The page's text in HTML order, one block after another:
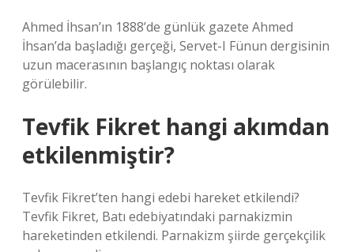
Ahmed İhsan’ın 1888’de günlük gazete Ahmed
İhsan’da başladığı gerçeği, Servet-I Fünun dergisinin
uzun macerasının başlangıç ​​noktası olarak
görülebilir.
Tevfik Fikret hangi akımdan
etkilenmiştir?
Tevfik Fikret’ten hangi edebi hareket etkilendi?
Tevfik Fikret, Batı edebiyatındaki parnakizmin
hareketinden etkilendi. Parnakizm şiirde gerçekçilik